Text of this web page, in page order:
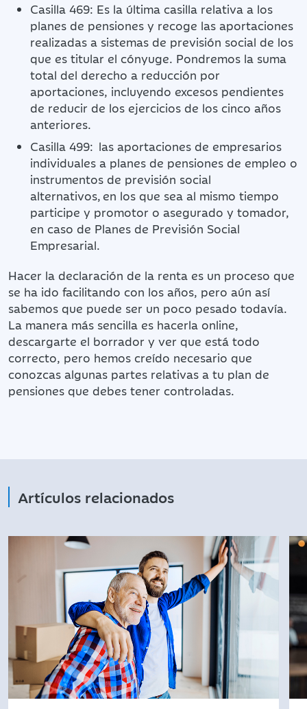
Casilla 469: Es la última casilla relativa a los
planes de pensiones y recoge las aportaciones
realizadas a sistemas de previsión social de los
que es titular el cónyuge. Pondremos la suma
total del derecho a reducción por
aportaciones, incluyendo excesos pendientes
de reducir de los ejercicios de los cinco años
anteriores.
Casilla 499: las aportaciones de empresarios
individuales a planes de pensiones de empleo o
instrumentos de previsión social
alternativos, en los que sea al mismo tiempo
participe y promotor o asegurado y tomador,
en caso de Planes de Previsión Social
Empresarial.
Hacer la declaración de la renta es un proceso que
se ha ido facilitando con los años, pero aún así
sabemos que puede ser un poco pesado todavía.
La manera más sencilla es hacerla online,
descargarte el borrador y ver que está todo
correcto, pero hemos creído necesario que
conozcas algunas partes relativas a tu plan de
pensiones que debes tener controladas.
Artículos relacionados